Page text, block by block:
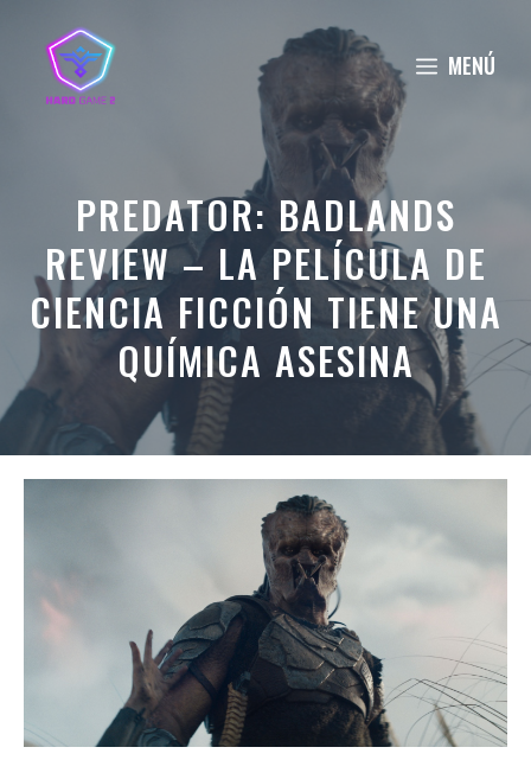
contenido
MENÚ
PREDATOR: BADLANDS
REVIEW – LA PELÍCULA DE
CIENCIA FICCIÓN TIENE UNA
QUÍMICA ASESINA